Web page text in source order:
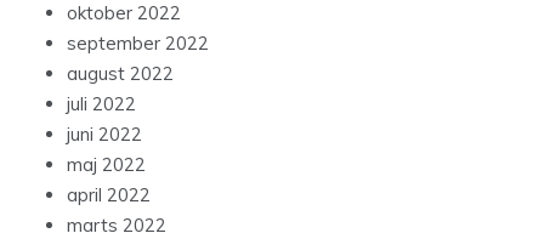
oktober 2022
september 2022
august 2022
juli 2022
juni 2022
maj 2022
april 2022
marts 2022